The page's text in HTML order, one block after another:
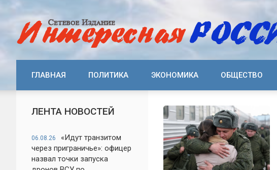
ГЛАВНАЯ ПОЛИТИКА ЭКОНОМИКА ОБЩЕСТВО
ЛЕНТА НОВОСТЕЙ
06.08.26
«Идут транзитом
через приграничье»: офицер
назвал точки запуска